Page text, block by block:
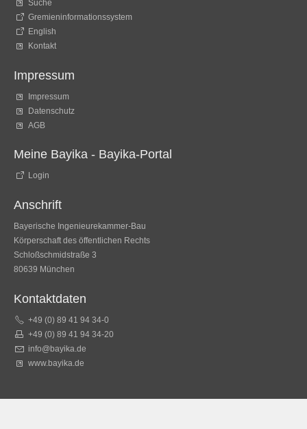
Suche
Gremieninformationssystem
English
Kontakt
Impressum
Impressum
Datenschutz
AGB
Meine Bayika - Bayika-Portal
Login
Anschrift
Bayerische Ingenieurekammer-Bau
Körperschaft des öffentlichen Rechts
Schloßschmidstraße 3
80639 München
Kontaktdaten
+49 (0) 89 41 94 34-0
+49 (0) 89 41 94 34-20
info@bayika.de
www.bayika.de